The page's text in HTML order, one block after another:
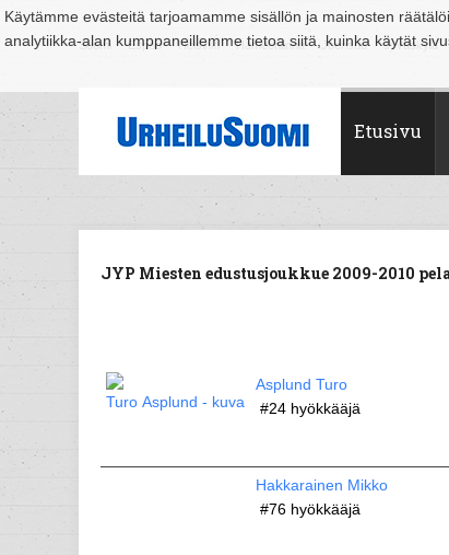
Käytämme evästeitä tarjoamamme sisällön ja mainosten
analytiikka-alan kumppaneillemme tietoa siitä, kuinka käytät
Suomi Espoo Helsinki Hämeenlinna Joensuu Jyväskylä
Etusivu
JYP Miesten edustusjoukkue 2009-2010
Asplund Turo
#24hyökkääjä
Hakkarainen Mikko
#76hyökkääjä